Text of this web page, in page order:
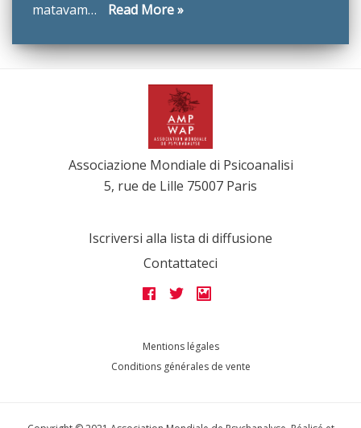
matavam…
Read More »
Associazione Mondiale di Psicoanalisi
5, rue de Lille 75007 Paris
Iscriversi alla lista di diffusione
Contattateci
Mentions légales
Conditions générales de vente